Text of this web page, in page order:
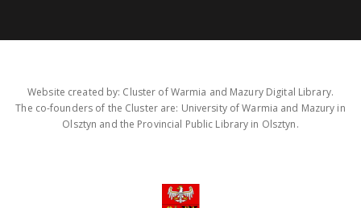
Website created by: Cluster of Warmia and Mazury Digital Library.
The co-founders of the Cluster are: University of Warmia and Mazury in
Olsztyn and the Provincial Public Library in Olsztyn.